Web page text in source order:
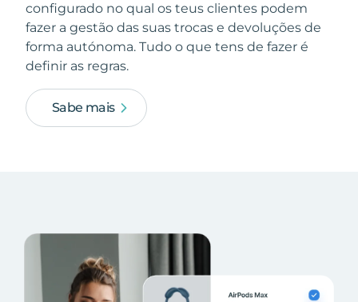
configurado no qual os teus clientes podem
fazer a gestão das suas trocas e devoluções de
forma autónoma. Tudo o que tens de fazer é
definir as regras.
Sabe mais